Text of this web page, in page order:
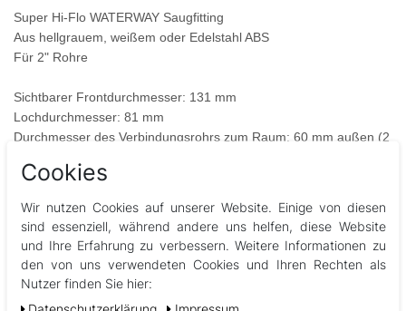
Super Hi-Flo WATERWAY Saugfitting
Aus hellgrauem, weißem oder Edelstahl ABS
Für 2" Rohre
Sichtbarer Frontdurchmesser: 131 mm
Lochdurchmesser: 81 mm
Durchmesser des Verbindungsrohrs zum Raum: 60 mm außen (2
Lieferung mit Dichtung: 711-3260
Waterwayreferenzen:
Hellgrau: 640-3577
Weiß: 640-3570
EDELSTAHL: 640-3570S
Cookies
Wir nutzen Cookies auf unserer Website. Einige von diesen
sind essenziell, während andere uns helfen, diese Website
und Ihre Erfahrung zu verbessern. Weitere Informationen zu
den von uns verwendeten Cookies und Ihren Rechten als
Nutzer finden Sie hier: